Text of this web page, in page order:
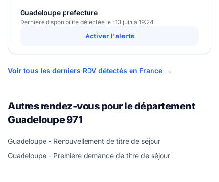
Guadeloupe prefecture
Dernière disponibilité détectée le : 13 juin à 19:24
Activer l'alerte
Voir tous les derniers RDV détectés en France →
Autres rendez-vous pour le département
Guadeloupe 971
Guadeloupe - Renouvellement de titre de séjour
Guadeloupe - Première demande de titre de séjour